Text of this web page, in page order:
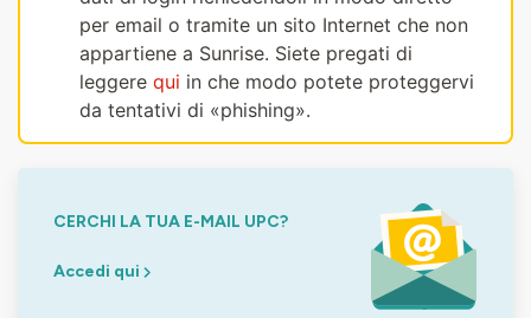
per email o tramite un sito Internet che non
appartiene a Sunrise. Siete pregati di
leggere qui in che modo potete proteggervi
da tentativi di «phishing».
CERCHI LA TUA E-MAIL UPC?
Accedi qui